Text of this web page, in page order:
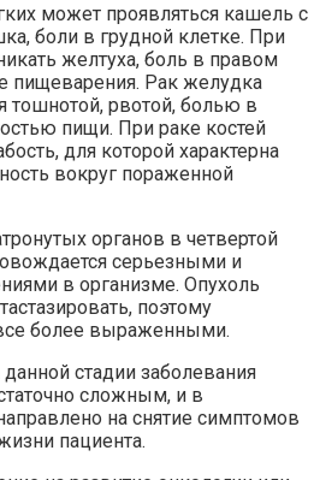
может проявляться кашель с
боли в грудной клетке. При
желтуха, боль в правом
пищеварения. Рак желудка
тошнотой, рвотой, болью в
пищи. При раке костей
для которой характерна
вокруг пораженной
органов в четвертой
серьезными и
в организме. Опухоль
поэтому
более выраженными.
стадии заболевания
сложным, и в
на снятие симптомов
пациента.